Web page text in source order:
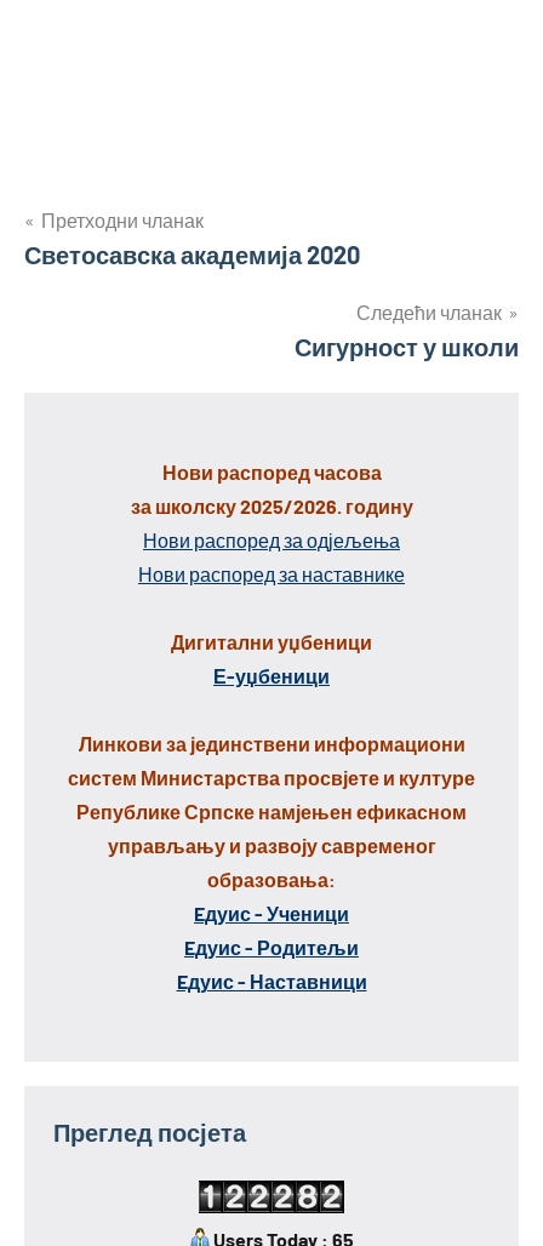
Кретање
чланка
Претходни чланак
Светосавска академија 2020
Следећи чланак
Сигурност у школи
Нови распоред часова
за школску 2025/2026. годину
Нови распоред за одјељења
Нови распоред за наставнике
Дигитални уџбеници
Е-уџбеници
Линкови за јединствени информациони
систем Министарства просвјете и културе
Републике Српске намјењен ефикасном
управљању и развоју савременог
образовања:
Eдуис - Ученици
Eдуис - Родитељи
Eдуис - Наставници
Преглед посјета
Users Today : 65